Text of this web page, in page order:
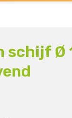
schijf Ø